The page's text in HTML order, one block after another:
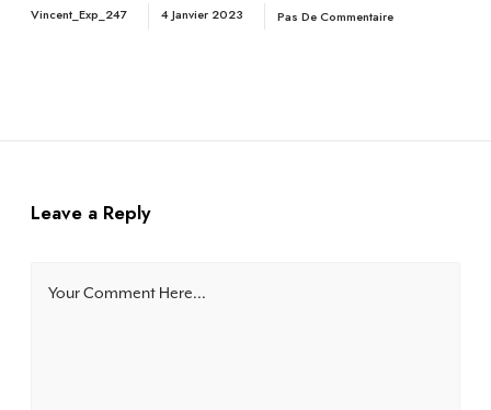
Vincent_Exp_247 4 Janvier 2023 Pas De Commentaire
Leave a Reply
Your Comment Here...